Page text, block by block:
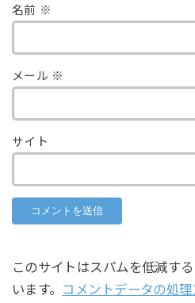
名前 ※
メール ※
サイト
このサイトはスパムを低減す
います。 コメントデータの処